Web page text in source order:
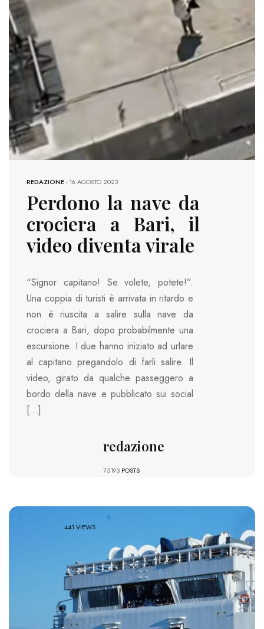
REDAZIONE-16 AGOSTO 2023
Perdono la nave da
crociera a Bari, il
video diventa virale
“Signor capitano! Se volete, potete!”.
Una coppia di turisti è arrivata in ritardo e
non è riuscita a salire sulla nave da
crociera a Bari, dopo probabilmente una
escursione. I due hanno iniziato ad urlare
al capitano pregandolo di farli salire. Il
video, girato da qualche passeggero a
bordo della nave e pubblicato sui social
[…]
redazione
75193 POSTS
441 VIEWS